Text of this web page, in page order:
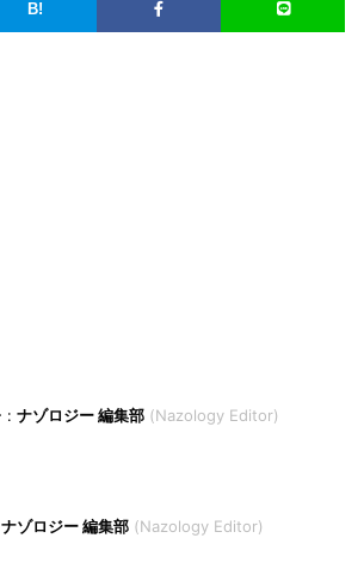
ナゾロジー 編集部 Nazology Editor
ナゾロジー 編集部 Nazology Editor